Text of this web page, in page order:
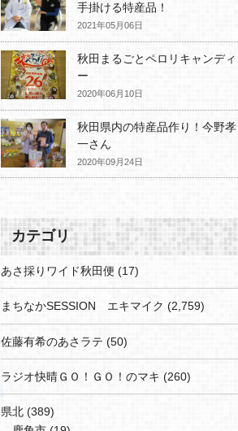
手掛ける特産品！
2021年05月06日
秋田まるごとペロリキャンディ
ー
2020年06月10日
秋田県内の特産品作り！今野孝
一さん
2020年09月24日
カテゴリ
あさ採りワイド秋田便 (17)
まちなかSESSION エキマイク (2,759)
佐藤有希のあさラテ (50)
ラジオ快晴ＧＯ！ＧＯ！のマキ (260)
県北 (389)